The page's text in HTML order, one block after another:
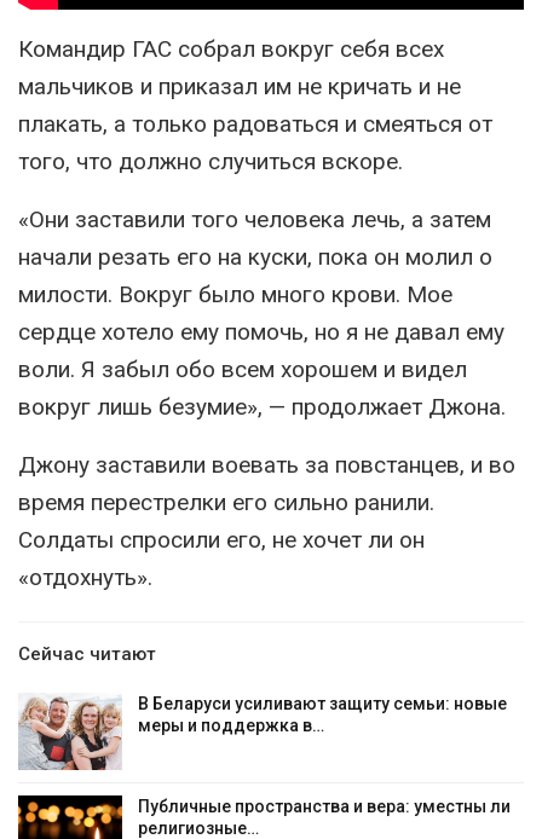
Командир ГАС собрал вокруг себя всех
мальчиков и приказал им не кричать и не
плакать, а только радоваться и смеяться от
того, что должно случиться вскоре.
«Они заставили того человека лечь, а затем
начали резать его на куски, пока он молил о
милости. Вокруг было много крови. Мое
сердце хотело ему помочь, но я не давал ему
воли. Я забыл обо всем хорошем и видел
вокруг лишь безумие», — продолжает Джона.
Джону заставили воевать за повстанцев, и во
время перестрелки его сильно ранили.
Солдаты спросили его, не хочет ли он
«отдохнуть».
Сейчас читают
В Беларуси усиливают защиту семьи: новые
меры и поддержка в…
Публичные пространства и вера: уместны ли
религиозные…